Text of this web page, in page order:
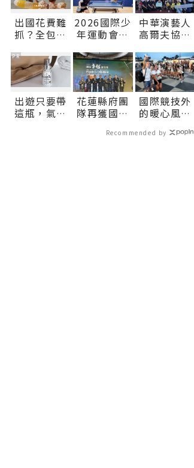
出國花費難
抓？全包式
一價搞定食
宿玩樂，省
錢更省心！
2026國際少
年運動會桌
女單打四強
出爐，明日
巔峰對決爭
奪金牌榮
耀！∣花蓮
新聞網官方
網站各類新
中華演藝人
高爾夫協會
林鄉、瑞穗
鄉衛生所醫
療巡迴車 縣
長代表花蓮
鄉親表達感
謝∣花蓮新
聞網官方網
出遊只要帶
這瓶，氣色
PR
花蓮縣府團
隊再獲國家
獲2026國家
國際競技外
的暖心風景
文化織就
Recommended by